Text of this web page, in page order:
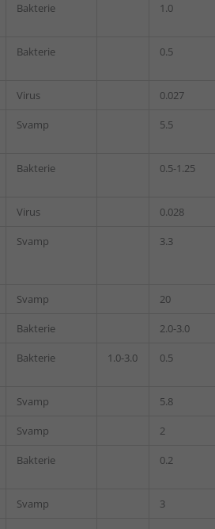
Bakterie 1.0
Bakterie 0.5
Virus 0.027
Svamp 5.5
Bakterie 0.5-1.25
Virus 0.028
Svamp 3.3
Svamp 20
Bakterie 2.0-3.0
Bakterie 1.0-3.0 0.5
Svamp 5.8
Svamp 2
Bakterie 0.2
Svamp 3